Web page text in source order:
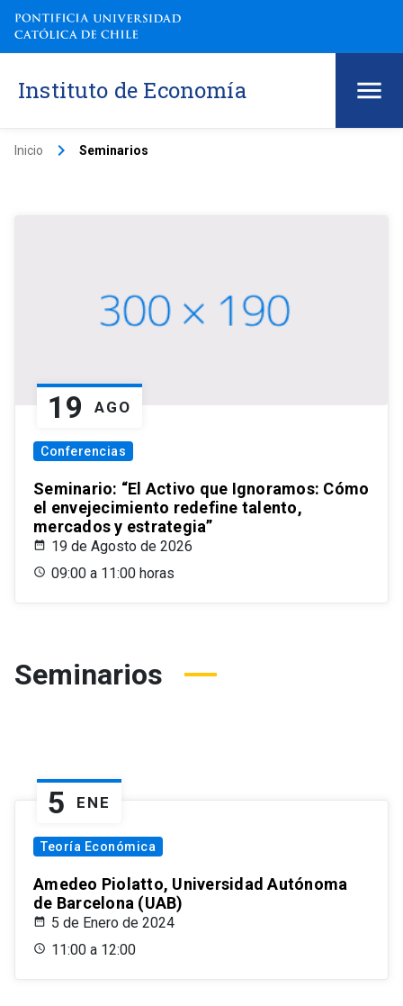
Instituto de Economía
Inicio keyboard_arrow_right Seminarios
19 AGO
Conferencias
Seminario: “El Activo que Ignoramos: Cómo
el envejecimiento redefine talento,
mercados y estrategia”
19 de Agosto de 2026
09:00 a 11:00 horas
Seminarios
5 ENE
Teoría Económica
Amedeo Piolatto, Universidad Autónoma
de Barcelona (UAB)
5 de Enero de 2024
11:00 a 12:00